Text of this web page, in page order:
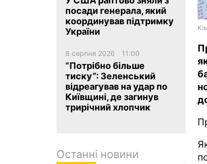
посади генерала, який
координував підтримку
України
8 серпня 2026 11:00
“Потрібно більше
тиску”: Зеленський
відреагував на удар по
Київщині, де загинув
трирічний хлопчик
Останні новини